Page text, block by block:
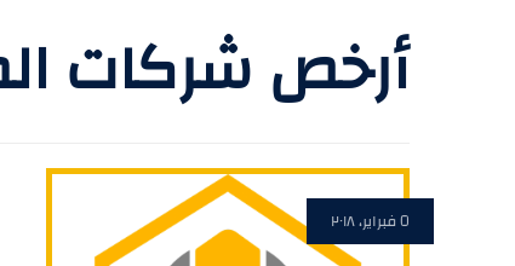
أرخص شركات
٥ فبراير، ٢٠١٨